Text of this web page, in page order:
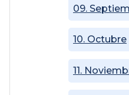
09.
10. Octubre
11.